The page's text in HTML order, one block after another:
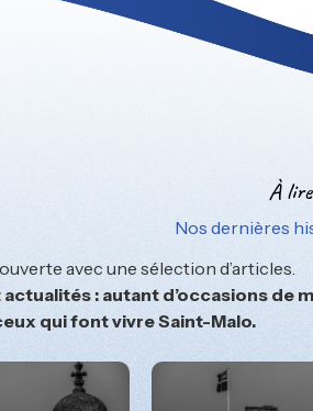
À
Nos dernières
avec une sélection d’articles.
: autant d’occasions de
qui font vivre Saint-Malo.